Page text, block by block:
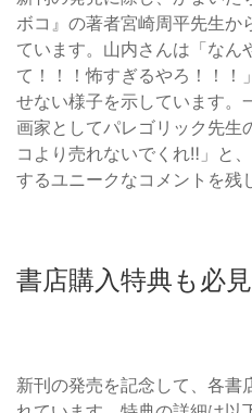
ボコ』の著者宮崎周平先生か
ています。山内さんは「なん
て！！！怖すぎるやろ！！！
せない様子を示しています。
画家としてパレゴリック先生
コより売れないでくれ‼︎」と
するユニークなコメントを残
書店購入特典も必見
新刊の発売を記念して、各書